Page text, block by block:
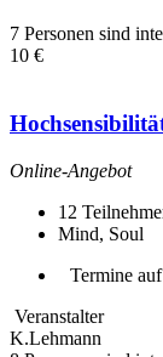
7 Personen sind
10 €
Online-Angebot
12
Mind, Soul
Termine
Veranstalter
K.Lehmann